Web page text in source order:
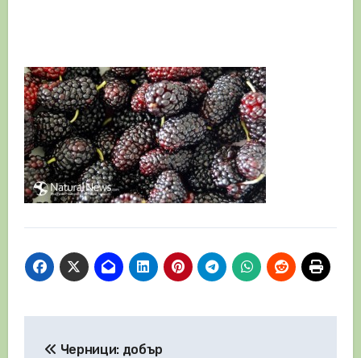
Черници: добър